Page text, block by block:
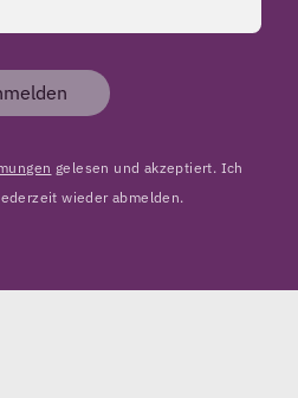
gelesen und akzeptiert. Ich
wieder abmelden.